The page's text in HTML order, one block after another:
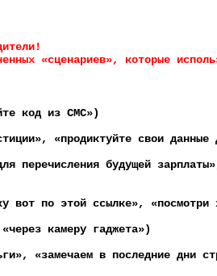
«сценариев», которые
код из СМС»)
«продиктуйте свои
будущей
по этой ссылке», «посмотри
камеру гаджета»)
«замечаем в последние дни